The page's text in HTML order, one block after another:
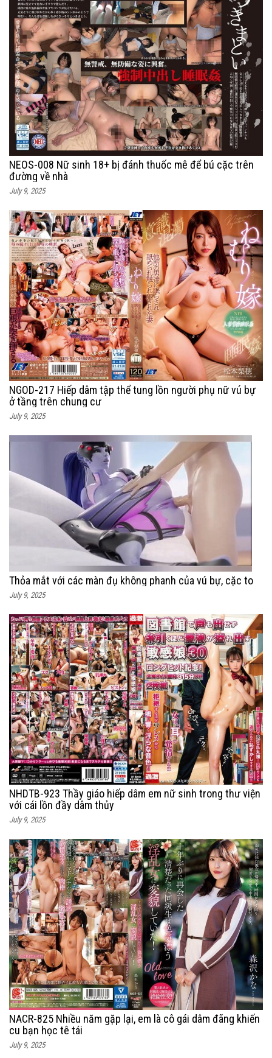
NEOS-008 Nữ sinh 18+ bị đánh thuốc mê để bú cặc trên
đường về nhà
July 9, 2025
NGOD-217 Hiếp dâm tập thể tung lồn người phụ nữ vú bự
ở tầng trên chung cư
July 9, 2025
Thỏa mắt với các màn đụ không phanh của vú bự, cặc to
July 9, 2025
NHDTB-923 Thầy giáo hiếp dâm em nữ sinh trong thư viện
với cái lồn đầy dâm thủy
July 9, 2025
NACR-825 Nhiều năm gặp lại, em là cô gái dâm đãng khiến
cu bạn học tê tái
July 9, 2025